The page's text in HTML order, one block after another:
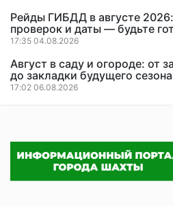
Рейды ГИБДД в августе
проверок и даты — будьте
17:35 04.08.2026
Август в саду и огороде: от
до закладки будущего сезона
17:02 06.08.2026